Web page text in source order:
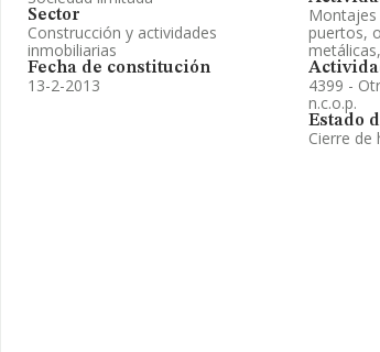
Sector
Construcción y actividades
inmobiliarias
Fecha de constitución
13-2-2013
Montajes
puertos,
4399 -
n.c.o.p.
Estado
Cierre de